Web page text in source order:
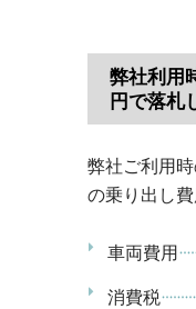
弊社利用
円で落札
弊社ご利用
の乗り出し費
車両費用
消費税